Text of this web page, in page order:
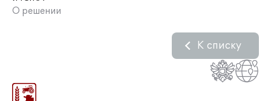
О решении
К списку